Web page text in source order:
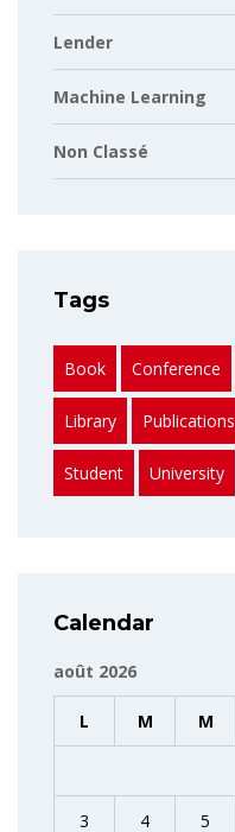
Lender
Machine Learning
Non Classé
Tags
Book Conference
Library Publications
Student University
Calendar
août 2026
L M M
3 4 5